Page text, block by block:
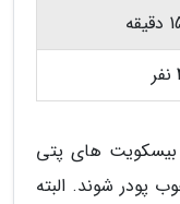
بیسکویت های پتی
پودر شوند. البته